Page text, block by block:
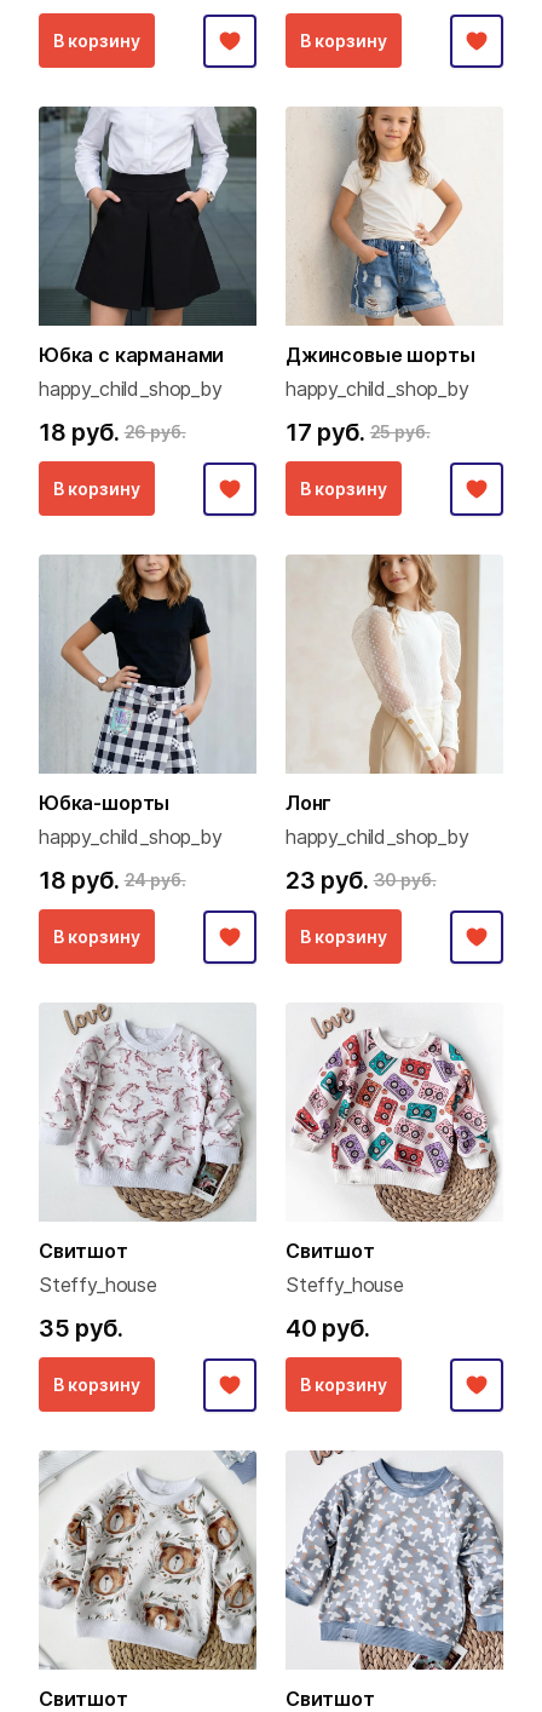
В корзину В корзину
Юбка с карманами
happy_child_shop_by
18 руб. 26 руб.
В корзину
Джинсовые шорты
happy_child_shop_by
17 руб. 25 руб.
В корзину
Юбка-шорты
happy_child_shop_by
18 руб. 24 руб.
В корзину
Лонг
happy_child_shop_by
23 руб. 30 руб.
В корзину
Свитшот
Steffy_house
35 руб.
В корзину
Свитшот
Steffy_house
40 руб.
В корзину
Свитшот
Свитшот